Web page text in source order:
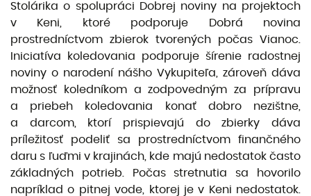
Stolárika o spolupráci Dobrej noviny na projektoch
v Keni, ktoré podporuje Dobrá novina
prostredníctvom zbierok tvorených počas Vianoc.
Iniciatíva koledovania podporuje šírenie radostnej
noviny o narodení nášho Vykupiteľa, zároveň dáva
možnosť koledníkom a zodpovedným za prípravu
a priebeh koledovania konať dobro nezištne,
a darcom, ktorí prispievajú do zbierky dáva
príležitosť podeliť sa prostredníctvom finančného
daru s ľuďmi v krajinách, kde majú nedostatok často
základných potrieb. Počas stretnutia sa hovorilo
napríklad o pitnej vode, ktorej je v Keni nedostatok.